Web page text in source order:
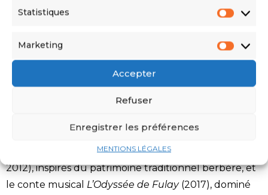
Statistiques
Marketing
Accepter
Refuser
Enregistrer les préférences
MENTIONS LÉGALES
groupe de rock. Est-ce voulu de votre part ?
différents, en vérité j’aime toutes les musiques. Ce qui
m’intéresse, c’est vraiment de faire à chaque fois des
fusions, des mélanges, entre le rock, les musiques
algériennes et celles du monde : celtique, indienne,
répertoire en kabyle, c’est très varié. Il y a une grande
différence entre lesChants Marins Kabyles
2012), inspirés du patrimoine traditionnel berbère, et
le conte musical L’Odyssée de Fulay(2017), dominé